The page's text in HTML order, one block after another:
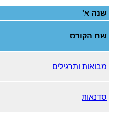
שנה א'
שם הקורס
מבואות ותרגילים
סדנאות